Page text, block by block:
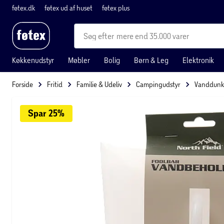
føtex.dk føtex ud af huset føtex plus
mere end 35.000 varer
Køkkenudstyr Møbler Bolig Børn & Leg Elektronik
Forside Fritid Familie & Udeliv Campingudstyr
Spar 25%